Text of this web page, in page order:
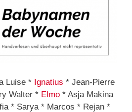
Luise * Ignatius * Jean-Pierre
Walter * Elmo * Asja Makina
* Sarya * Marcos * Rejan *